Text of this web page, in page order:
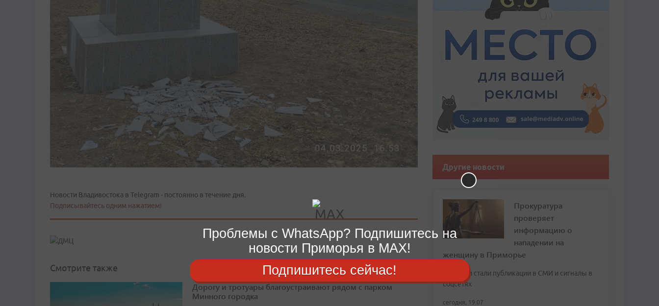
Новости Владивостока в Telegram - постоянно в течение дня.
Подписывайтесь одним нажатием!
Смотрите также
Дорогу и тротуары благоустраивают рядом с парком
Минного городка
Другие новости
Прокуратура
проверяет
информацию о
нападении на
женщину в Приморье
Поводом стали публикации в СМИ и сигналы в
соцсетях
сегодня, 19:07
Проблемы с WhatsApp? Подпишитесь на
новости Приморья в MAX!
Подпишитесь сейчас!